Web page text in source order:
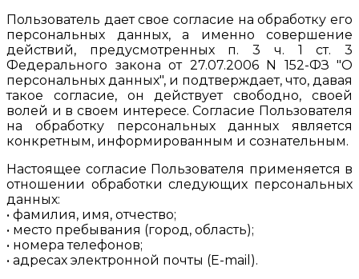
Пользователь дает свое согласие на обработку его
персональных данных, а именно совершение
действий, предусмотренных п. 3 ч. 1 ст. 3
Федерального закона от 27.07.2006 N 152-ФЗ "О
персональных данных", и подтверждает, что, давая
такое согласие, он действует свободно, своей
волей и в своем интересе. Согласие Пользователя
на обработку персональных данных является
конкретным, информированным и сознательным.
Настоящее согласие Пользователя применяется в
отношении обработки следующих персональных
данных:
• фамилия, имя, отчество;
• место пребывания (город, область);
• номера телефонов;
• адресах электронной почты (E-mail).